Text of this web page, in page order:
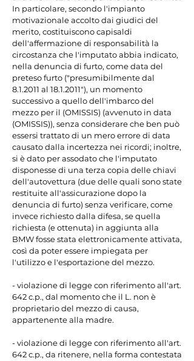
In particolare, secondo l'impianto
motivazionale accolto dai giudici del
merito, costituiscono capisaldi
dell'affermazione di responsabilità la
circostanza che l'imputato abbia indicato,
nella denuncia di furto, come data del
preteso furto ("presumibilmente dal
8.1.2011 al 18.1.2011"), un momento
successivo a quello dell'imbarco del
mezzo per il (OMISSIS) (avvenuto in data
(OMISSIS)), senza considerare che ben può
essersi trattato di un mero errore di data
causato dalla incertezza nei ricordi; inoltre,
si è dato per assodato che l'imputato
disponesse di una terza copia delle chiavi
dell'autovettura (due delle quali sono state
restituite all'assicurazione dopo la
denuncia di furto) senza verificare, come
invece richiesto dalla difesa, se quella
richiesta (e ottenuta) in aggiunta alla
BMW fosse stata elettronicamente attivata,
così da poter essere impiegata per
l'utilizzo e l'esportazione del mezzo.
- violazione di legge con riferimento all'art.
642 c.p., dal momento che il L. non è
proprietario del mezzo di causa,
appartenente alla madre.
- violazione di legge con riferimento all'art.
642 c.p., da ritenere, nella forma contestata